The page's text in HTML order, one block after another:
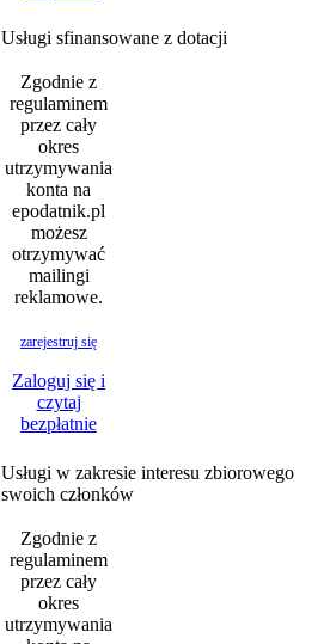
Usługi sfinansowane z dotacji
Zgodnie z
regulaminem
przez cały
okres
utrzymywania
konta na
epodatnik.pl
możesz
otrzymywać
mailingi
reklamowe.
zarejestruj się
Zaloguj się i
czytaj
bezpłatnie
Usługi w zakresie interesu zbiorowego
swoich członków
Zgodnie z
regulaminem
przez cały
okres
utrzymywania